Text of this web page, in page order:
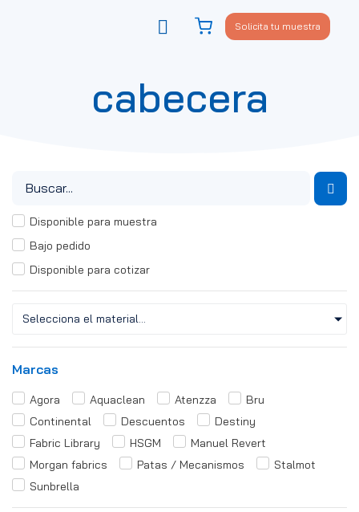
Solicita tu muestra
cabecera
Disponible para muestra
Bajo pedido
Disponible para cotizar
Selecciona el material...
Marcas
Agora Aquaclean Atenzza
Bru
Continental
Descuentos
Destiny
Fabric Library
HSGM
Manuel Revert
Morgan fabrics
Patas / Mecanismos
Stalmot
Sunbrella